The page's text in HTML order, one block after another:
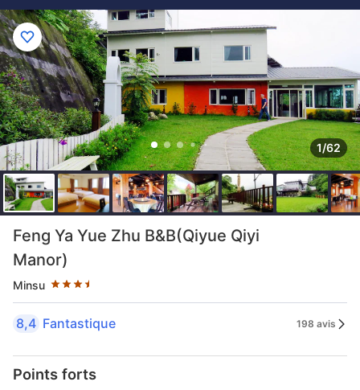
1/62
Feng Ya Yue Zhu B&B(Qiyue Qiyi
Manor)
Minsu
3.5 étoiles au classement par étoile
8,4 Fantastique 198 avis
Points forts